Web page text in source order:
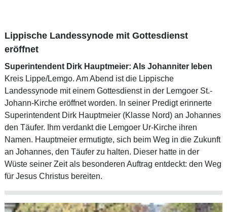
Lippische Landessynode mit Gottesdienst
eröffnet
Superintendent Dirk Hauptmeier: Als Johanniter leben
Kreis Lippe/Lemgo. Am Abend ist die Lippische
Landessynode mit einem Gottesdienst in der Lemgoer St.-
Johann-Kirche eröffnet worden. In seiner Predigt erinnerte
Superintendent Dirk Hauptmeier (Klasse Nord) an Johannes
den Täufer. Ihm verdankt die Lemgoer Ur-Kirche ihren
Namen. Hauptmeier ermutigte, sich beim Weg in die Zukunft
an Johannes, den Täufer zu halten. Dieser hatte in der
Wüste seiner Zeit als besonderen Auftrag entdeckt: den Weg
für Jesus Christus bereiten.